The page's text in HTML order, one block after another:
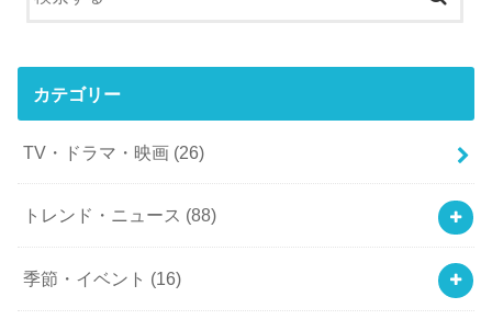
カテゴリー
TV・ドラマ・映画 (26)
トレンド・ニュース (88)
季節・イベント (16)